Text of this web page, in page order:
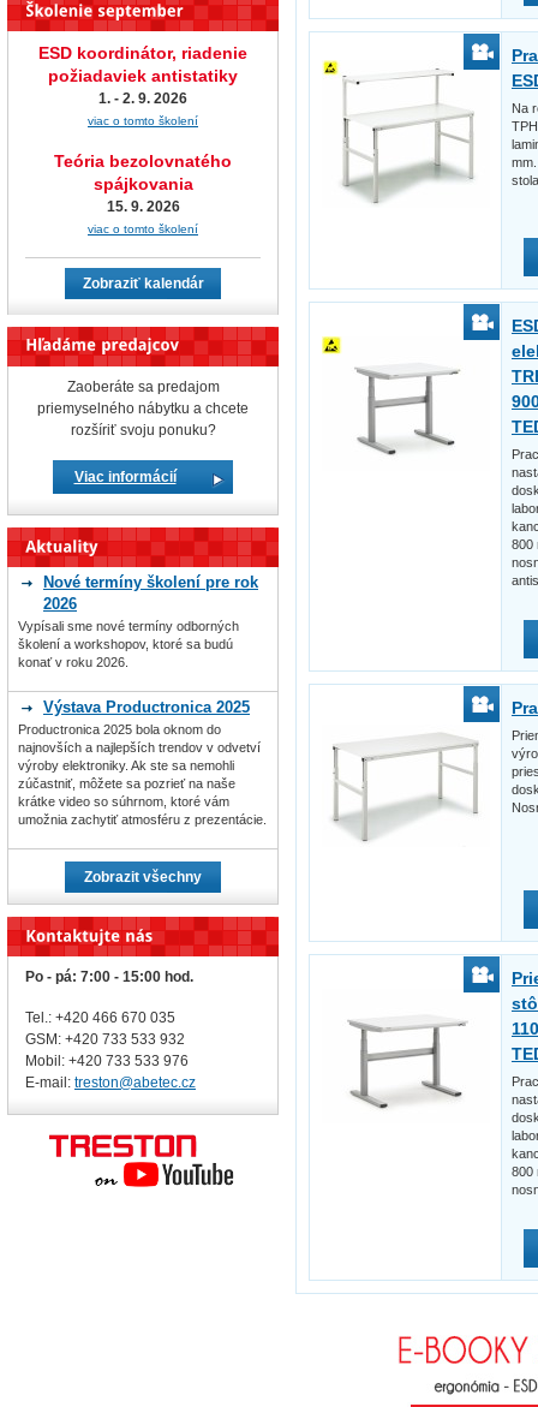
Na
800
800
ESD koordinátor, riadenie
požiadaviek antistatiky
1. - 2. 9. 2026
viac o tomto školení
Teória bezolovnatého
spájkovania
15. 9. 2026
viac o tomto školení
Zobraziť kalendár
Zaoberáte sa predajom
priemyselného nábytku a chcete
rozšíriť svoju ponuku?
Viac informácií
Nové termíny školení pre rok
2026
Vypísali sme nové termíny odborných
školení a workshopov, ktoré sa budú
konať v roku 2026.
Výstava Productronica 2025
Productronica 2025 bola oknom do
najnovších a najlepších trendov v odvetví
výroby elektroniky. Ak ste sa nemohli
zúčastniť, môžete sa pozrieť na naše
krátke video so súhrnom, ktoré vám
umožnia zachytiť atmosféru z prezentácie.
Zobrazit všechny
Po - pá: 7:00 - 15:00 hod.
Tel.: +420 466 670 035
GSM: +420 733 533 932
Mobil: +420 733 533 976
E-mail: treston@abetec.cz